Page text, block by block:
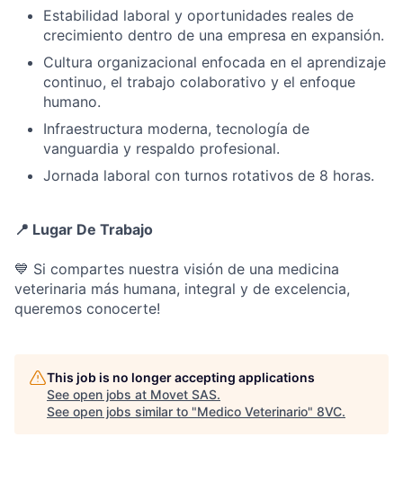
Estabilidad laboral y oportunidades reales de
crecimiento dentro de una empresa en expansión.
Cultura organizacional enfocada en el aprendizaje
continuo, el trabajo colaborativo y el enfoque
humano.
Infraestructura moderna, tecnología de
vanguardia y respaldo profesional.
Jornada laboral con turnos rotativos de 8 horas.
📍 Lugar De Trabajo
💙 Si compartes nuestra visión de una medicina
veterinaria más humana, integral y de excelencia,
queremos conocerte!
This job is no longer accepting applications
See open jobs at Movet SAS.
See open jobs similar to "Medico Veterinario" 8VC.